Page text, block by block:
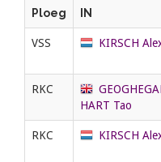
Ploeg IN
VSS KIRSCH
RKC
HART Tao
RKC KIRSCH